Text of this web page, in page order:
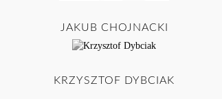
JAKUB CHOJNACKI
KRZYSZTOF DYBCIAK